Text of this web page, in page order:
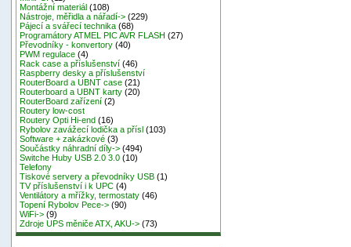
Montážní materiál (108)
Nástroje, měřidla a nářadí-> (229)
Pájecí a svářecí technika (68)
Programátory ATMEL PIC AVR FLASH (27)
Převodníky - konvertory (40)
PWM regulace (4)
Rack case a příslušenství (46)
Raspberry desky a příslušenství
RouterBoard a UBNT case (21)
Routerboard a UBNT karty (20)
RouterBoard zařízení (2)
Routery low-cost
Routery Opti Hi-end (16)
Rybolov zavážecí lodička a přísl (103)
Software + zakázkové (3)
Součástky náhradní díly-> (494)
Switche Huby USB 2.0 3.0 (10)
Telefony
Tiskové servery a převodníky USB (1)
TV příslušenství i k UPC (4)
Ventilátory a mřížky, termostaty (46)
Topení Rybolov Pece-> (90)
WiFi-> (9)
Zdroje UPS měniče ATX, AKU-> (73)